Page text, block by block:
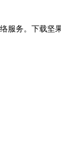
务。下载坚